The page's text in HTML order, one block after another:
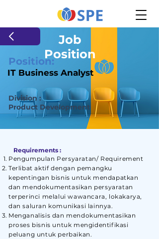
Job
Position
Position:
IT Business Analyst
Division :
Product Development
Requirements :
Pengumpulan Persyaratan/ Requirement
Terlibat aktif dengan pemangku
kepentingan bisnis untuk mendapatkan
dan mendokumentasikan persyaratan
terperinci melalui wawancara, lokakarya,
dan saluran komunikasi lainnya.
Menganalisis dan mendokumentasikan
proses bisnis untuk mengidentifikasi
peluang untuk perbaikan.